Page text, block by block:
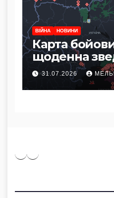
ВІЙНА НОВИНИ
Карта
щоденна
фронту
липня
31.07.2026
Pinterest
Medium
Telegram